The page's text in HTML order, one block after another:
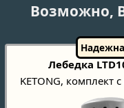
Возможно,
Лебедка
KETONG, комплект